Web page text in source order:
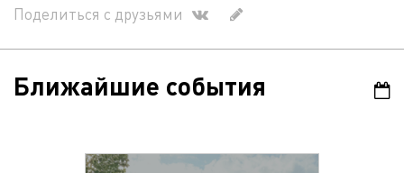
Поделиться с друзьями
Ближайшие события